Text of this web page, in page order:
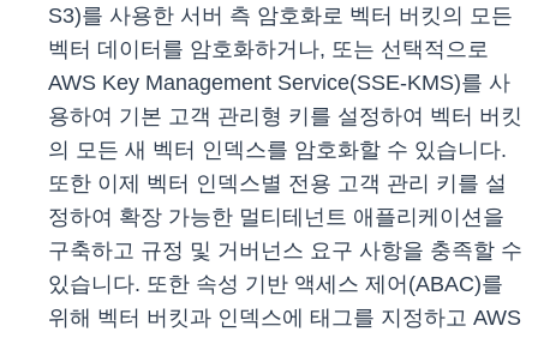
S3)를 사용한 서버 측 암호화로 벡터 버킷의 모든
벡터 데이터를 암호화하거나, 또는 선택적으로
AWS Key Management Service(SSE-KMS)를 사
용하여 기본 고객 관리형 키를 설정하여 벡터 버킷
의 모든 새 벡터 인덱스를 암호화할 수 있습니다.
또한 이제 벡터 인덱스별 전용 고객 관리 키를 설
정하여 확장 가능한 멀티테넌트 애플리케이션을
구축하고 규정 및 거버넌스 요구 사항을 충족할 수
있습니다. 또한 속성 기반 액세스 제어(ABAC)를
위해 벡터 버킷과 인덱스에 태그를 지정하고 AWS